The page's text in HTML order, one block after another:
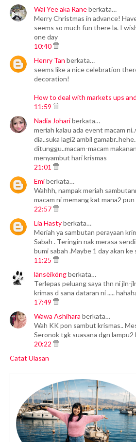
Wai Yee aka Raneberkata…
Merry Christmas in advance!
seems so much fun there la. I
one day
10:40
Henry Tan berkata…
seems like a nice celebration
decoration!
How to deal with markets ups
11:59
Nadia Johariberkata…
meriah kalau ada event macam
dia..suka lagi2 ambil
ditunggu..macam-macam
menyambut hari krismas
21:01
Emiberkata…
Wahhh, nampak meriah
macam ni memang kat mana2
22:57
Lia Hastyberkata…
Meriah ya sambutan perayaan
Sabah . Teringin nak merasa
bumi sabah .Maybe 1 day akan ke
11:25
länsëiköngberkata…
Terlepas peluang saya thn ni jln-
krimas d sana dataran ni .....
17:49
Wawa Ashihara berkata…
Wah KK pon sambut krismas..
Seronok tgk suasana dgn lampu2
20:22
Catat Ulasan